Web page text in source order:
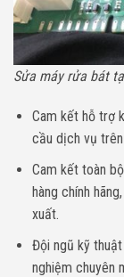
Sửa máy rửa bát
Cam kết hỗ trợ
cầu dịch vụ trên
Cam kết toàn
hàng chính
xuất.
Đội ngũ kỹ
nghiệm chuyên